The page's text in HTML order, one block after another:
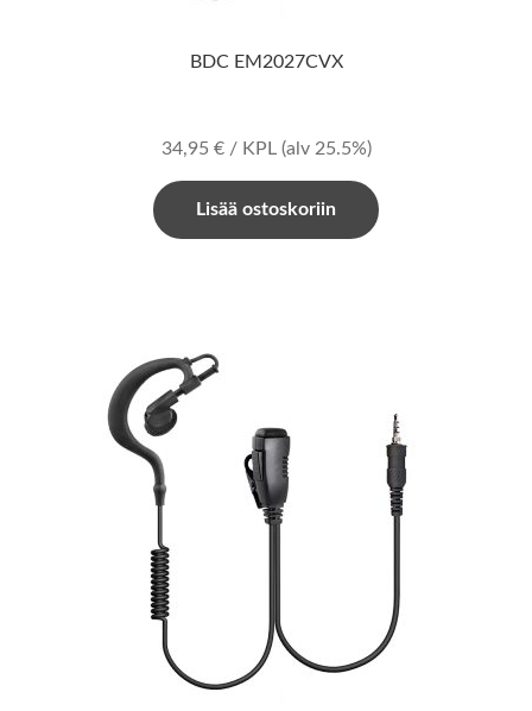
BDC EM2027CVX
34,95 €/ KPL (alv 25.5%)
Lisää ostoskoriin